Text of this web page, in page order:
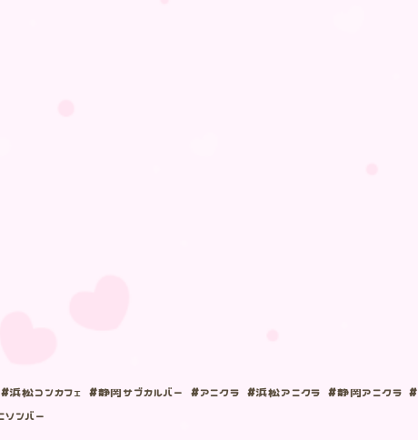
松コンカフェ #静岡サブカルバー #アニクラ #浜松アニクラ #静岡アニクラ #
ンバー